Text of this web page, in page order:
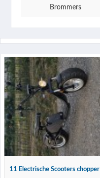
Brommers
11 Electrische Scooters chopper